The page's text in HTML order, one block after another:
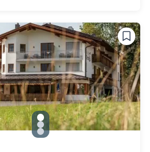
gallery.slide_selector
Zu Slide 1 wechseln
Zu Slide 2 wechseln
Zu Slide 3 wechseln